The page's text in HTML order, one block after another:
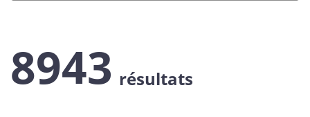
8943 résultats